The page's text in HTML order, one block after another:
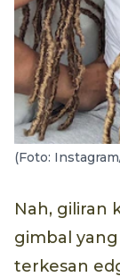
(Foto:
Nah, giliran
gimbal
terkesan